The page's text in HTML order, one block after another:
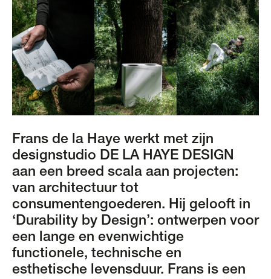
Frans de la Haye werkt met zijn
designstudio DE LA HAYE DESIGN
aan een breed scala aan projecten:
van architectuur tot
consumentengoederen. Hij gelooft in
‘Durability by Design’: ontwerpen voor
een lange en evenwichtige
functionele, technische en
esthetische levensduur. Frans is een